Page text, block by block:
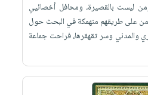
ليست بالقصيرة، ومحافل أخصائيي
ومن على طريقهم منهمكة في البحث حول
والمدني وسر تقهقرها، فراحت جماعة